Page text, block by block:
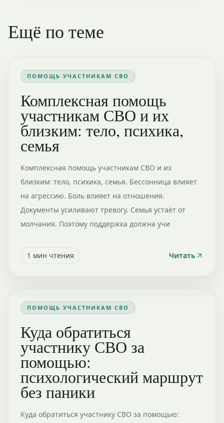
Ещё по теме
ПОМОЩЬ УЧАСТНИКАМ СВО
Комплексная помощь
участникам СВО и их
близким: тело, психика,
семья
Комплексная помощь участникам СВО и их
близким: тело, психика, семья. Бессонница влияет
на агрессию. Боль влияет на отношения.
Документы усиливают тревогу. Семья устаёт от
молчания. Поэтому поддержка должна учи
1 мин чтения Читать
ПОМОЩЬ УЧАСТНИКАМ СВО
Куда обратиться
участнику СВО за
помощью:
психологический маршрут
без паники
Куда обратиться участнику СВО за помощью: